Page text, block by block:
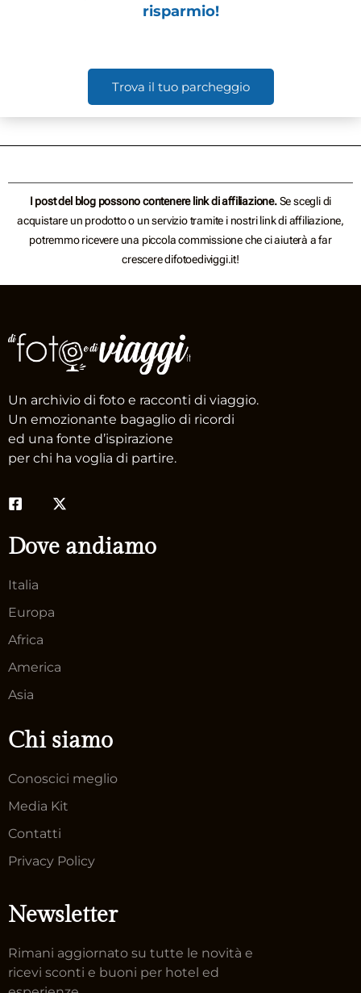
risparmio!
Trova il tuo parcheggio
I post del blog possono contenere link di affiliazione.Se scegli di
acquistare un prodotto o un servizio tramite i nostri link di affiliazione,
potremmo ricevere una piccola commissione che ci aiuterà a far
crescere difotoediviggi.it!
Un archivio di foto e racconti di viaggio.
Un emozionante bagaglio di ricordi
ed una fonte d’ispirazione
per chi ha voglia di partire.
Dove andiamo
Italia
Europa
Africa
America
Asia
Chi siamo
Conoscici meglio
Media Kit
Contatti
Privacy Policy
Newsletter
Rimani aggiornato su tutte le novità e
ricevi sconti e buoni per hotel ed